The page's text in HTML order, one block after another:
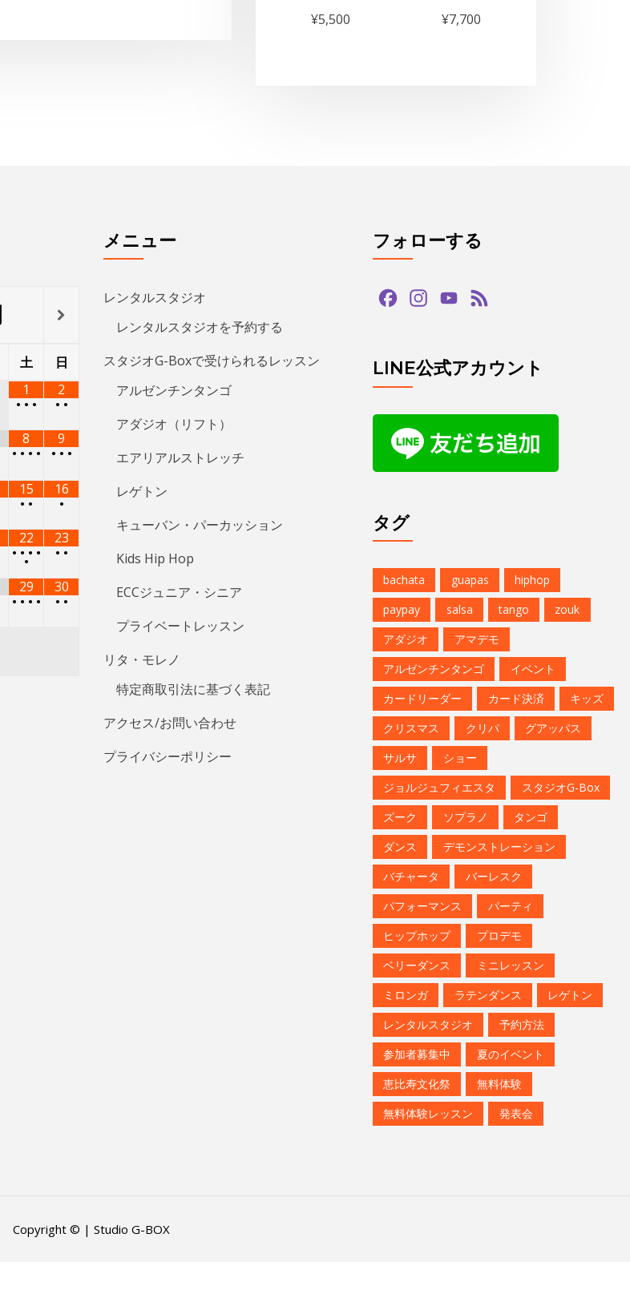
¥5,500
¥7,700
土
日
1
• • •
2
• •
8
• • • •
9
• • •
15
• •
16
•
22
• • • •
•
23
• •
29
• • • •
30
• •
メニュー
レンタルスタジオ
レンタルスタジオを予約する
スタジオG-Boxで受けられるレッスン
アルゼンチンタンゴ
アダジオ（リフト）
エアリアルストレッチ
レゲトン
キューバン・パーカッション
Kids Hip Hop
ECCジュニア・シニア
プライベートレッスン
リタ・モレノ
特定商取引法に基づく表記
アクセス/お問い合わせ
プライバシーポリシー
フォローする
FacebookInstagramYouTube
LINE公式アカウント
タグ
bachata guapas
hiphop
paypay
salsa tango
zouk
アダジオ
アマデモ
アルゼンチンタンゴ
イベント
カードリーダー
カード決済
キッズ
クリスマス
クリパ
グアッパス
サルサ
ショー
ジョルジュフィエスタ
スタジオG-Box
ズーク
ソプラノ
タンゴ
ダンス
デモンストレーション
バチャータ
バーレスク
パフォーマンス
パーティ
ヒップホップ
プロデモ
ベリーダンス
ミニレッスン
ミロンガ
ラテンダンス
レゲトン
レンタルスタジオ
予約方法
参加者募集中
夏のイベント
恵比寿文化祭
無料体験
無料体験レッスン
発表会
Copyright © | Studio G-BOX